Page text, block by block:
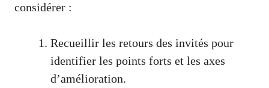
considérer :
Recueillir les retours des invités pour
identifier les points forts et les axes
d’amélioration.